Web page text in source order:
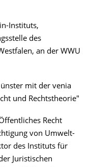
Instituts,
des
an der WWU
mit der venia
und Rechtstheorie"
Recht
von Umwelt-
des Instituts für
Juristischen